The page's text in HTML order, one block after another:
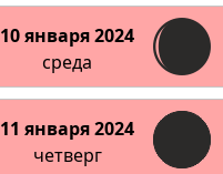
10 января 2024
среда
11 января 2024
четверг